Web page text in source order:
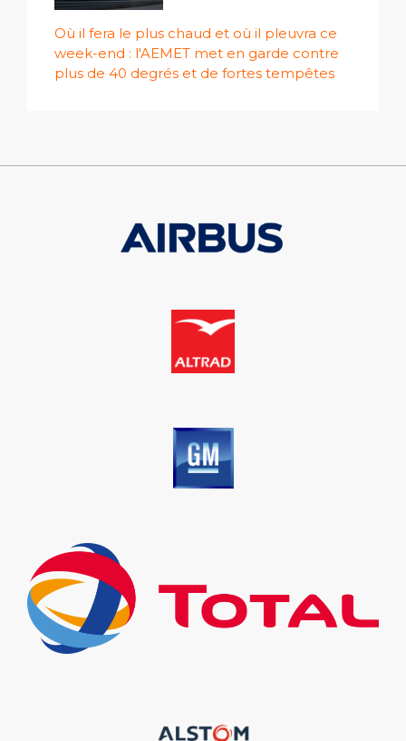
Où il fera le plus chaud et où il pleuvra ce
week-end : l'AEMET met en garde contre
plus de 40 degrés et de fortes tempêtes